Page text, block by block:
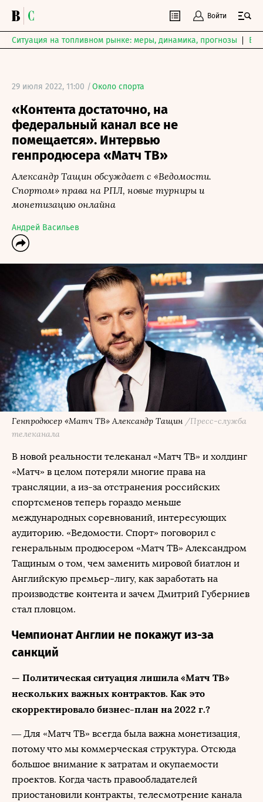
Войти
Ситуация на топливном рынке: меры, динамика, прогнозы
29 июля 2022, 11:00 /Около спорта
«Контента достаточно, на
федеральный канал все не
помещается». Интервью
генпродюсера «Матч ТВ»
Александр Тащин обсуждает с «Ведомости.
Спортом» права на РПЛ, новые турниры и
монетизацию онлайна
Андрей Васильев
Генпродюсер «Матч ТВ» Александр Тащин /Пресс-служба
телеканала
В новой реальности телеканал «Матч ТВ» и холдинг
«Матч» в целом потеряли многие права на
трансляции, а из-за отстранения российских
спортсменов теперь гораздо меньше
международных соревнований, интересующих
аудиторию. «Ведомости. Спорт» поговорил с
генеральным продюсером «Матч ТВ» Александром
Тащиным о том, чем заменить мировой биатлон и
Английскую премьер-лигу, как заработать на
производстве контента и зачем Дмитрий Губерниев
стал пловцом.
Чемпионат Англии не покажут из-за
санкций
— Политическая ситуация лишила «Матч ТВ»
нескольких важных контрактов. Как это
скорректировало бизнес-план на 2022 г.?
— Для «Матч ТВ» всегда была важна монетизация,
потому что мы коммерческая структура. Отсюда
большое внимание к затратам и окупаемости
проектов. Когда часть правообладателей
приостановили контракты, телесмотрение канала